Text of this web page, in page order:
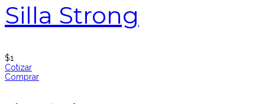
Silla Strong
$1
Cotizar
Comprar